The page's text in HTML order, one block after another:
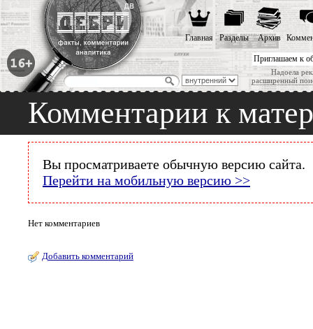
Приглашаем к
Надоела
расширенный
Главная Разделы Архив
Комментарии к
Вы просматриваете обычную версию сайта.
Перейти на мобильную версию >>
Нет комментариев
Добавить комментарий